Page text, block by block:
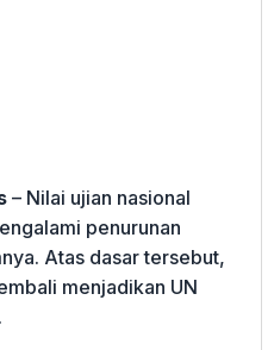
– Nilai ujian nasional
penurunan
Atas dasar tersebut,
menjadikan UN